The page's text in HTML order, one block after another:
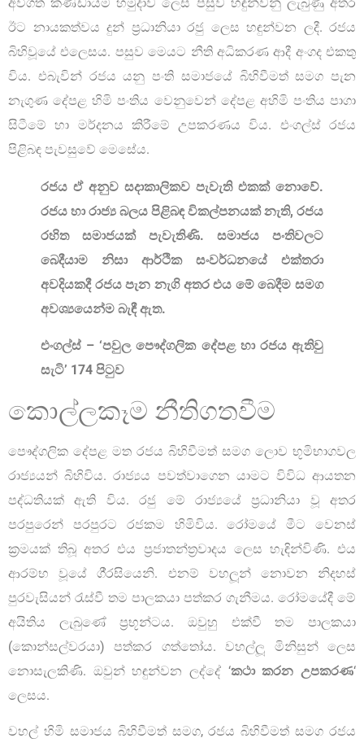
අවිගත් කණ්ඩායම හමුදාව ලෙස පසුව හඳුන්වනු ලැබුණු අතර
ඊට නායකත්වය දුන් ප්‍රධානියා රජු ලෙස හඳුන්වන ලදී. රජය
බිහිවූයේ එලෙසය. පසුව මෙයට නීති අධිකරණ ආදී අංගද එකතු
විය. එබැවින් රජය යනු පංති සමාජයේ බිහිවීමත් සමග පැන
නැගුණ දේපළ හිමි පංතිය වෙනුවෙන් දේපළ අහිමි පංතිය පාගා
සිටීමේ හා මර්දනය කිරීමේ උපකරණය විය. එංගල්ස් රජය
පිළිබඳ පැවසුවේ මෙසේය.
රජය ඒ අනුව සදාකාලිකව පැවැති එකක් නොවේ.
රජය හා රාජ්‍ය බලය පිළිබඳ විකල්පනයක් නැති, රජය
රහිත සමාජයක් පැවැතිණි. සමාජය පංතිවලට
බෙදීයාම නිසා ආර්ථික සංවර්ධනයේ එක්තරා
අවදියකදී රජය පැන නැගි අතර එය මේ බෙදීම සමග
අවශ්‍යයෙන්ම බැඳී ඇත.
එංගල්ස් – ‘පවුල පෞද්ගලික දේපළ හා රජය ඇතිවු
සැටි’ 174 පිටුව
කොල්ලකෑම නීතිගතවීම
පෞද්ගලික දේපළ මත රජය බිහිවීමත් සමග ලොව භූමිභාගවල
රාජ්‍යයන් බිහිවිය. රාජ්‍යය පවත්වාගෙන යාමට විවිධ ආයතන
පද්ධතියක් ඇති විය. රජු මේ රාජ්‍යයේ ප්‍රධානියා වූ අතර
පරපුරෙන් පරපුරට රජකම හිමිවිය. රෝමයේ මීට වෙනස්
ක්‍රමයක් තිබූ අතර එය ප්‍රජාතන්ත්‍රවාදය ලෙස හැඳින්විණි. එය
ආරම්භ වූයේ ගී‍්‍රසියෙනි. එනම් වහලූන් නොවන නිදහස්
පුරවැසියන් රැස්වී තම පාලකයා පත්කර ගැනීමය. රෝමයේදී මේ
අයිතිය ලැබුණේ ප්‍රභූන්ටය. ඔවුහු එක්වී තම පාලකයා
(කොන්සල්වරයා) පත්කර ගත්තෝය. වහල්ලූ මිනිසුන් ලෙස
නොසැලකිණි. ඔවුන් හඳුන්වන ලද්දේ ‘කථා කරන උපකරණ‘
ලෙසය.
වහල් හිමි සමාජය බිහිවීමත් සමග, රජය බිහිවීමත් සමග රජය